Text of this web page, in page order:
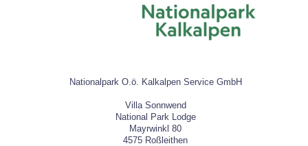
Nationalpark O.ö. Kalkalpen Service GmbH
Villa Sonnwend
National Park Lodge
Mayrwinkl 80
4575 Roßleithen